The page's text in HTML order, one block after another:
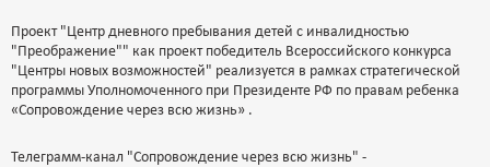
Проект "Центр дневного пребывания детей с инвалидностью
"Преображение"" как проект победитель Всероссийского конкурса
"Центры новых возможностей" реализуется в рамках стратегической
программы Уполномоченного при Президенте РФ по правам ребенка
«Сопровождение через всю жизнь» .
Телеграмм-канал "Сопровождение через всю жизнь" -